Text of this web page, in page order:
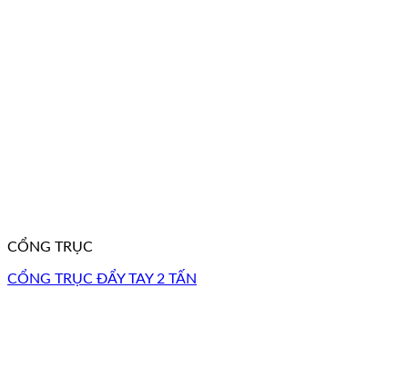
CỔNG TRỤC
CỔNG TRỤC ĐẨY TAY 2 TẤN